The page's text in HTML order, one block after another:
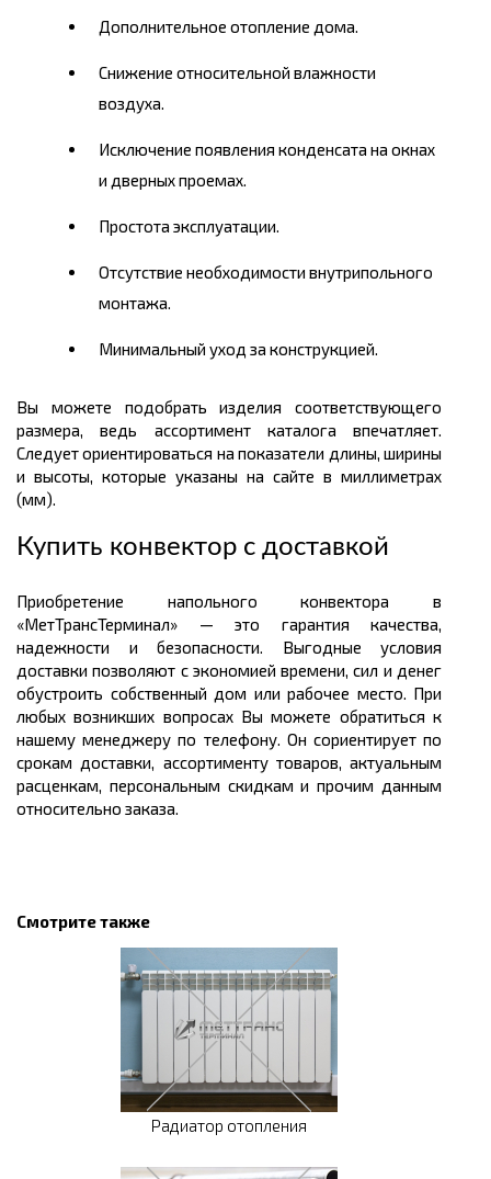
Дополнительное отопление дома.
Снижение относительной влажности
воздуха.
Исключение появления конденсата на окнах
и дверных проемах.
Простота эксплуатации.
Отсутствие необходимости внутрипольного
монтажа.
Минимальный уход за конструкцией.
Вы можете подобрать изделия соответствующего
размера, ведь ассортимент каталога впечатляет.
Следует ориентироваться на показатели длины, ширины
и высоты, которые указаны на сайте в миллиметрах
(мм).
Купить конвектор с доставкой
Приобретение напольного конвектора в
«МетТрансТерминал» — это гарантия качества,
надежности и безопасности. Выгодные условия
доставки позволяют с экономией времени, сил и денег
обустроить собственный дом или рабочее место. При
любых возникших вопросах Вы можете обратиться к
нашему менеджеру по телефону. Он сориентирует по
срокам доставки, ассортименту товаров, актуальным
расценкам, персональным скидкам и прочим данным
относительно заказа.
Смотрите также
Радиатор отопления